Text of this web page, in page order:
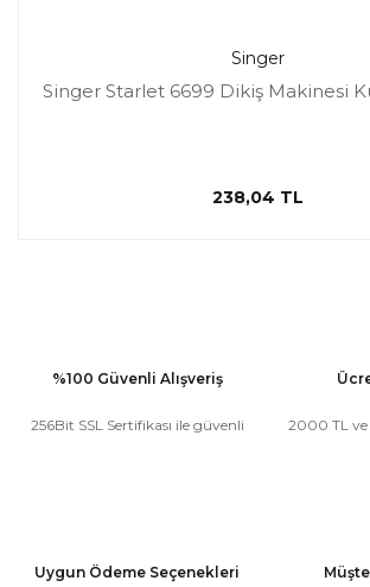
Singer
Singer Starlet 6699 Dikiş Makinesi
238,04 TL
%100 Güvenli Alışveriş
256Bit SSL Sertifikası ile güvenli 2000 TL ve
Uygun Ödeme Seçenekleri